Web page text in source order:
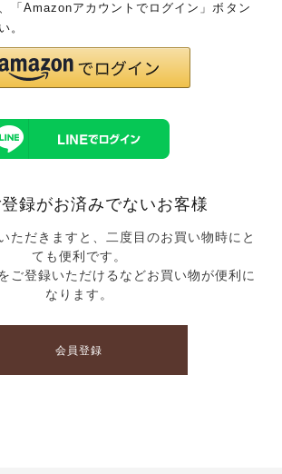
「Amazonアカウントでログイン」ボタン
。
録がお済みでないお客様
ただきますと、二度目のお買い物時にと
ても便利です。
ご登録いただけるなどお買い物が便利に
なります。
会員登録